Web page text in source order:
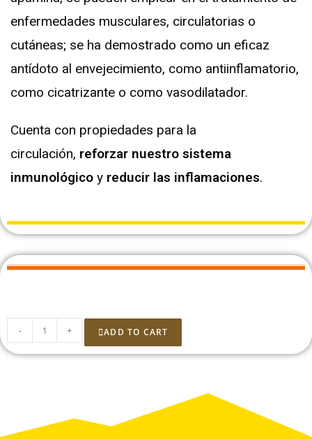
enfermedades musculares, circulatorias o
cutáneas; se ha demostrado como un eficaz
antídoto al envejecimiento, como antiinflamatorio,
como cicatrizante o como vasodilatador.
Cuenta con propiedades para la
circulación, reforzar nuestro sistema
inmunológico y reducir las inflamaciones.
- + ADD TO CART